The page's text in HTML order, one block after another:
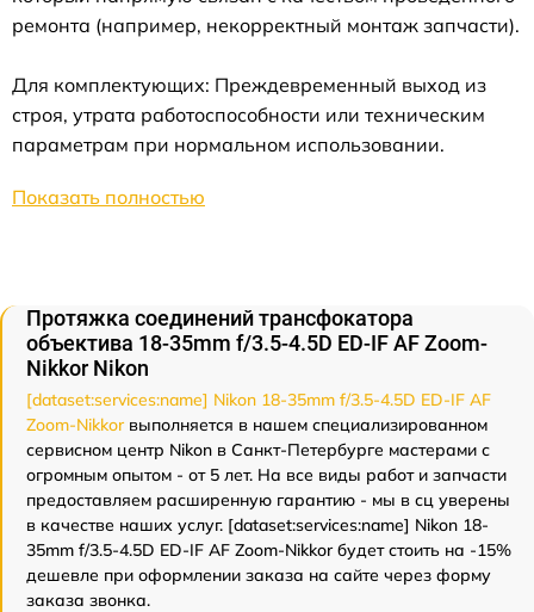
ремонта (например, некорректный монтаж запчасти).
Для комплектующих: Преждевременный выход из
строя, утрата работоспособности или техническим
параметрам при нормальном использовании.
Показать полностью
Протяжка соединений трансфокатора
объектива 18-35mm f/3.5-4.5D ED-IF AF Zoom-
Nikkor Nikon
[dataset:services:name] Nikon 18-35mm f/3.5-4.5D ED-IF AF
Zoom-Nikkorвыполняется в нашем специализированном
сервисном центр Nikon в Санкт-Петербурге мастерами с
огромным опытом - от 5 лет. На все виды работ и запчасти
предоставляем расширенную гарантию - мы в сц уверены
в качестве наших услуг. [dataset:services:name] Nikon 18-
35mm f/3.5-4.5D ED-IF AF Zoom-Nikkor будет стоить на -15%
дешевле при оформлении заказа на сайте через форму
заказа звонка.